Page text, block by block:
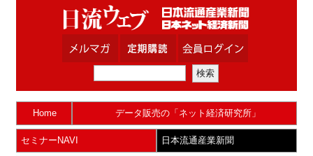
Home データ販売の「ネット経済研究所」
セミナーNAVI 日本流通産業新聞